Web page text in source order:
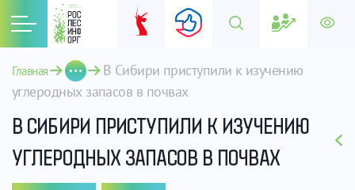
Главная
В Сибири приступили к изучению
углеродных запасов в почвах
В СИБИРИ ПРИСТУПИЛИ К ИЗУЧЕНИЮ
УГЛЕРОДНЫХ ЗАПАСОВ В ПОЧВАХ